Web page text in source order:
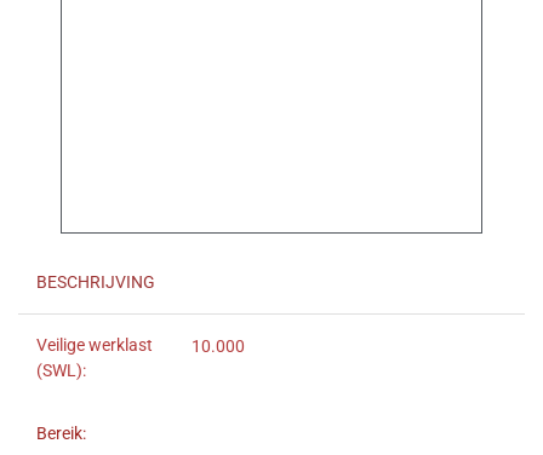
BESCHRIJVING
Veilige werklast
(SWL):
10.000
Bereik: